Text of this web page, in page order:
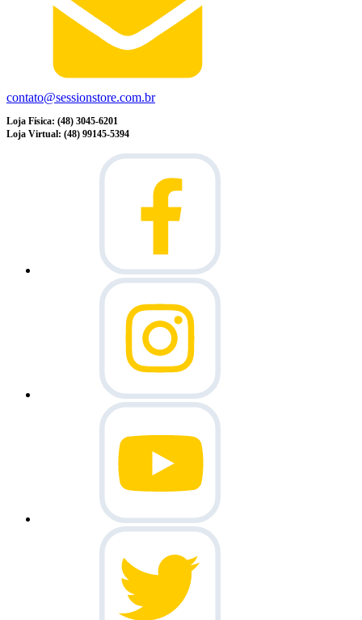
contato@sessionstore.com.br
Loja Física: (48) 3045-6201
Loja Virtual: (48) 99145-5394